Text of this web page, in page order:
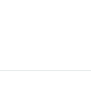
Skyeng Chat